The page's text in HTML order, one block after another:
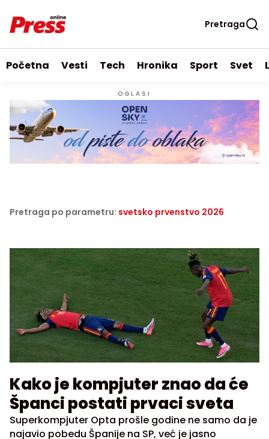
Pretraga
Početna Vesti Tech Hronika Sport Svet
OGLASI
Pretraga po parametru: svetsko prvenstvo 2026
Kako je kompjuter znao da će
Španci postati prvaci sveta
Superkompjuter Opta prošle godine ne samo da je
najavio pobedu Španije na SP, već je jasno